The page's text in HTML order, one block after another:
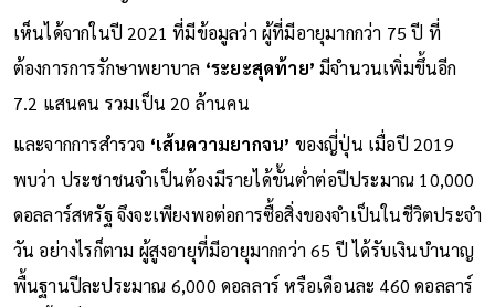
เห็นได้จากในปี 2021 ที่มีข้อมูลว่า ผู้ที่มีอายุมากกว่า 75 ปี ที่
ต้องการการรักษาพยาบาล ‘ระยะสุดท้าย’มีจำนวนเพิ่มขึ้นอีก
7.2 แสนคน รวมเป็น 20 ล้านคน
และจากการสำรวจ ‘เส้นความยากจน’ ของญี่ปุ่น เมื่อปี 2019
พบว่า ประชาชนจำเป็นต้องมีรายได้ขั้นต่ำต่อปีประมาณ 10,000
ดอลลาร์สหรัฐ จึงจะเพียงพอต่อการซื้อสิ่งของจำเป็นในชีวิตประจำ
วัน อย่างไรก็ตาม ผู้สูงอายุที่มีอายุมากกว่า 65 ปี ได้รับเงินบำนาญ
พื้นฐานปีละประมาณ 6,000 ดอลลาร์ หรือเดือนละ 460 ดอลลาร์